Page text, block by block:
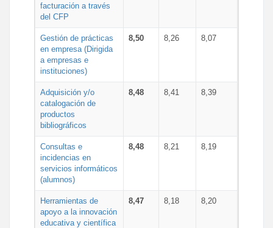
facturación a través
del CFP
Gestión de prácticas
en empresa (Dirigida
a empresas e
instituciones)
8,50 8,26 8,07
Adquisición y/o
catalogación de
productos
bibliográficos
8,48 8,41 8,39
Consultas e
incidencias en
servicios informáticos
(alumnos)
8,48 8,21 8,19
Herramientas de
apoyo a la innovación
educativa y científica
8,47 8,18 8,20